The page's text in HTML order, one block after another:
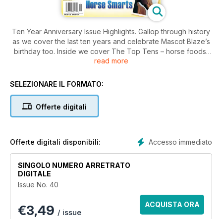
Ten Year Anniversary Issue Highlights. Gallop through history
as we cover the last ten years and celebrate Mascot Blaze’s
birthday too. Inside we cover The Top Tens – horse foods,
friends, jokes and so much more. We revisit some of the most
the top horse jobs in the industry and so much more. Includes
read more
SELEZIONARE IL FORMATO:
Offerte digitali
Accesso immediato
Offerte digitali disponibili:
SINGOLO NUMERO ARRETRATO
DIGITALE
Issue No. 40
€3,49 / issue
ACQUISTA ORA